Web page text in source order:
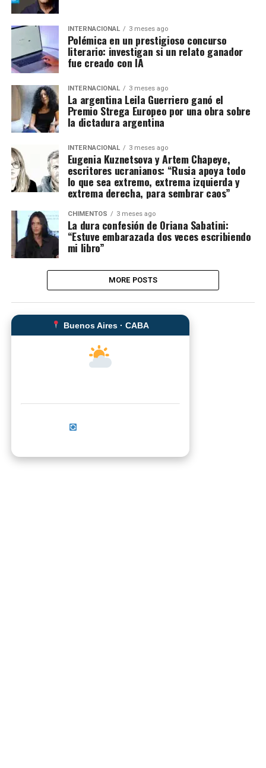
INTERNACIONAL 3 meses ago
Polémica en un prestigioso concurso
literario: investigan si un relato ganador
fue creado con IA
INTERNACIONAL 3 meses ago
La argentina Leila Guerriero ganó el
Premio Strega Europeo por una obra sobre
la dictadura argentina
INTERNACIONAL 3 meses ago
Eugenia Kuznetsova y Artem Chapeye,
escritores ucranianos: “Rusia apoya todo
lo que sea extremo, extrema izquierda y
extrema derecha, para sembrar caos”
CHIMENTOS 3 meses ago
La dura confesión de Oriana Sabatini:
“Estuve embarazada dos veces escribiendo
mi libro”
MORE POSTS
Buenos Aires · CABA